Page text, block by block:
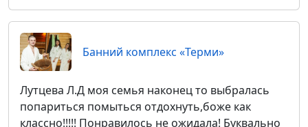
Банний комплекс «Терми»
Лутцева Л.Д моя семья наконец то выбралась
попариться помыться отдохнуть,боже как
классно!!!!! Понравилось не ожидала! Буквально